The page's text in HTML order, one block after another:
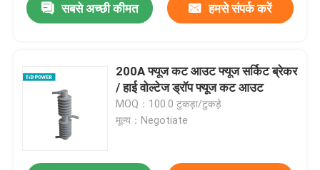
हमारे बारे में
गुणवत्ता नियंत्रण
सबसे अच्छी कीमत हमसे संपर्क करें
200A फ्यूज कट आउट फ्यूज सर्किट ब्रेकर
/ हाई वोल्टेज ड्रॉप फ्यूज कट आउट
MOQ：100.0 टुकड़ा/टुकड़े
मूल्य：Negotiate